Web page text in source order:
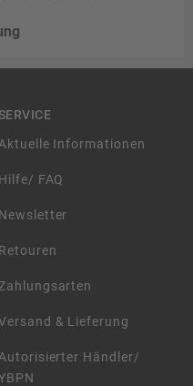
Aktuelle Informationen
Hilfe/ FAQ
Newsletter
Retouren
Zahlungsarten
& Lieferung
Autorisierter Händler/